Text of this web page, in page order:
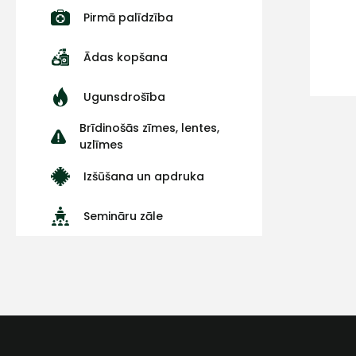
Pirmā palīdzība
Ādas kopšana
Ugunsdrošība
Brīdinošās zīmes, lentes,
uzlīmes
Izšūšana un apdruka
Semināru zāle